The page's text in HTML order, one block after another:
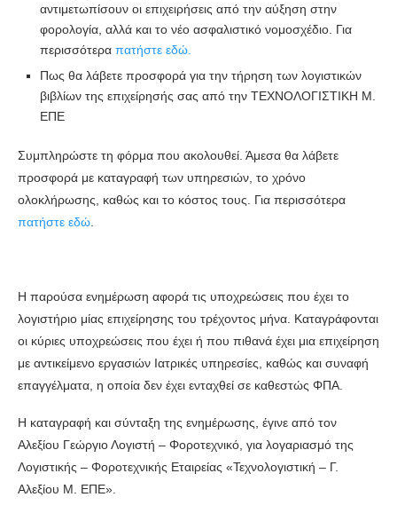
αντιμετωπίσουν οι επιχειρήσεις από την αύξηση στην
φορολογία, αλλά και το νέο ασφαλιστικό νομοσχέδιο. Για
περισσότερα πατήστε εδώ.
Πως θα λάβετε προσφορά για την τήρηση των λογιστικών
βιβλίων της επιχείρησής σας από την ΤΕΧΝΟΛΟΓΙΣΤΙΚΗ Μ.
ΕΠΕ
Συμπληρώστε τη φόρμα που ακολουθεί. Άμεσα θα λάβετε
προσφορά με καταγραφή των υπηρεσιών, το χρόνο
ολοκλήρωσης, καθώς και το κόστος τους. Για περισσότερα
πατήστε εδώ.
Η παρούσα ενημέρωση αφορά τις υποχρεώσεις που έχει το
λογιστήριο μίας επιχείρησης του τρέχοντος μήνα. Καταγράφονται
οι κύριες υποχρεώσεις που έχει ή που πιθανά έχει μια επιχείρηση
με αντικείμενο εργασιών Ιατρικές υπηρεσίες, καθώς και συναφή
επαγγέλματα, η οποία δεν έχει ενταχθεί σε καθεστώς ΦΠΑ.
Η καταγραφή και σύνταξη της ενημέρωσης, έγινε από τον
Αλεξίου Γεώργιο Λογιστή – Φοροτεχνικό, για λογαριασμό της
Λογιστικής – Φοροτεχνικής Εταιρείας «Τεχνολογιστική – Γ.
Αλεξίου Μ. ΕΠΕ».